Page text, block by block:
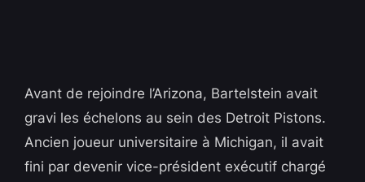
Avant de rejoindre l’Arizona, Bartelstein avait
gravi les échelons au sein des Detroit Pistons.
Ancien joueur universitaire à Michigan, il avait
fini par devenir vice-président exécutif chargé